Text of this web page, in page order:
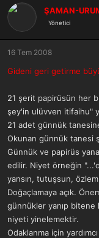
u
b
a
l
n
a
ı
a
i
ŞAMAN-
Yönetici
16 Tem 2008
Gideni geri getirme
21 şerit papirüsün her
şey'in ulüvven itifaihu"
21 adet günnük
Okunan günnük tanesi
Günnük ve papirüs
edilir. Niyet örneğin
yansın, tutuşsun,
Doğaçlamaya açık.
günnükler yanıp bitene
niyeti yinelemektir.
Odaklanma için